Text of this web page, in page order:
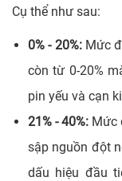
Cụ thể như sau:
0% - 20%:Mức
còn từ 0-20%
pin yếu và cạn
21% - 40%: Mức
sập nguồn đột
dấu hiệu đầu